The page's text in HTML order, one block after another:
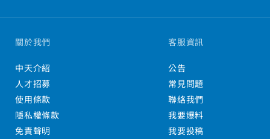
關於我們
中天介紹
人才招募
使用條款
隱私權條款
免責聲明
客服資訊
公告
常見問題
聯絡我們
我要爆料
我要投稿